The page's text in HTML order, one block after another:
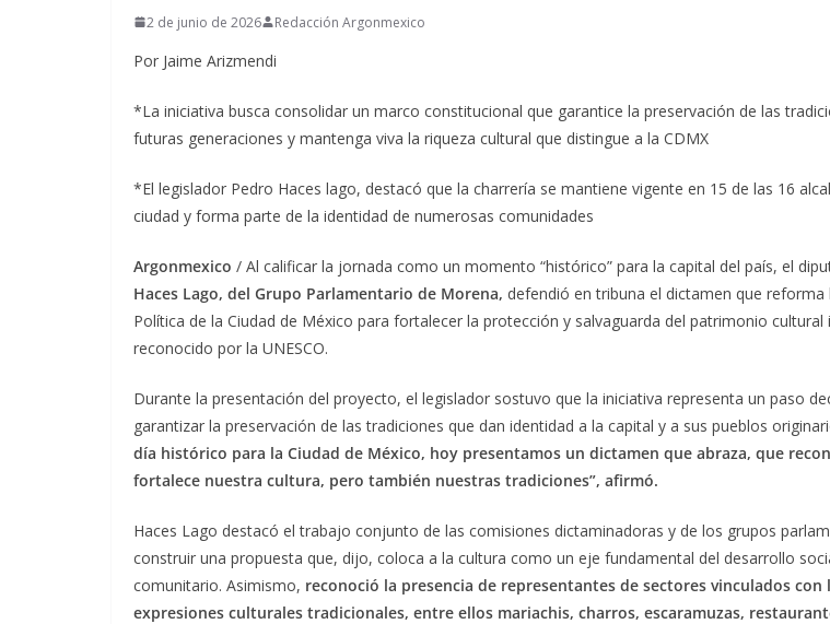
2 de junio de 2026 Redacción Argonmexico
Por Jaime Arizmendi
*La iniciativa busca consolidar un marco constitucional que garantice la preservación de las
futuras generaciones y mantenga viva la riqueza cultural que distingue a la CDMX
*El legislador Pedro Haces lago, destacó que la charrería se mantiene vigente en 15 de las 16
ciudad y forma parte de la identidad de numerosas comunidades
Argonmexico / Al calificar la jornada como un momento “histórico” para la capital del país, el
Haces Lago, del Grupo Parlamentario de Morena, defendió en tribuna el dictamen que reforma
Política de la Ciudad de México para fortalecer la protección y salvaguarda del patrimonio cultural
reconocido por la UNESCO.
Durante la presentación del proyecto, el legislador sostuvo que la iniciativa representa un paso
garantizar la preservación de las tradiciones que dan identidad a la capital y a sus pueblos
día histórico para la Ciudad de México, hoy presentamos un dictamen que abraza, que
fortalece nuestra cultura, pero también nuestras tradiciones”, afirmó.
Haces Lago destacó el trabajo conjunto de las comisiones dictaminadoras y de los grupos
construir una propuesta que, dijo, coloca a la cultura como un eje fundamental del desarrollo
comunitario. Asimismo, reconoció la presencia de representantes de sectores vinculados con
expresiones culturales tradicionales, entre ellos mariachis, charros, escaramuzas,